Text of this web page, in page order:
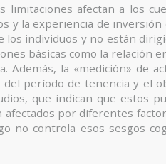
limitaciones afectan a los
y la experiencia de
los individuos y no están
básicas como la relación
Además, la «medición» de
período de tenencia y el
que indican que estos
por diferentes
no controla esos sesgos